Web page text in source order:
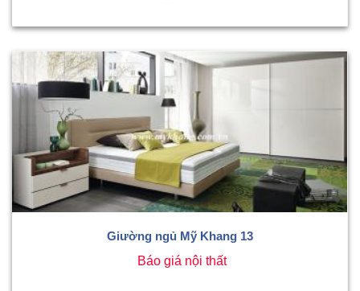
Giường ngủ Mỹ Khang 13
Báo giá nội thất